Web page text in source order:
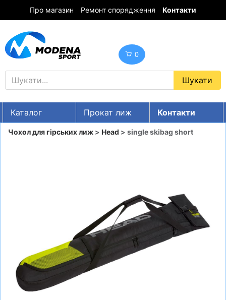
Про магазин Ремонт спорядження Контакти
0
Каталог Прокат лиж
Контакти
UA RU EN
ШОЛОМИ, ЗАХИСТ, ОКУЛЯРИ
БІГ, ФІТНЕС, М'ЯЧІ
ВЕЛОСИПЕДИ
Чохол для гірських лиж > Head > single skibag short